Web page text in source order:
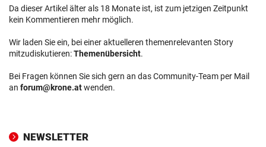
Da dieser Artikel älter als 18 Monate ist, ist zum jetzigen Zeitpunkt
kein Kommentieren mehr möglich.
Wir laden Sie ein, bei einer aktuelleren themenrelevanten Story
mitzudiskutieren:Themenübersicht.
Bei Fragen können Sie sich gern an das Community-Team per Mail
an forum@krone.atwenden.
NEWSLETTER